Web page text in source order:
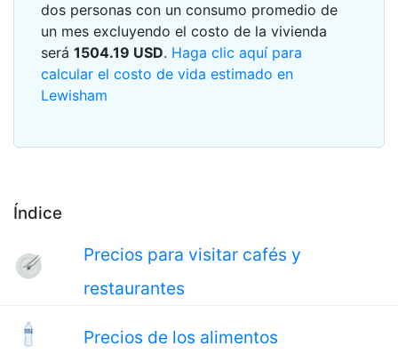
Índice
Precios para visitar cafés y
restaurantes
Precios de los alimentos
dos personas con un consumo promedio de
un mes excluyendo el costo de la vivienda
será 1504.19 USD. Haga clic aquí para
calcular el costo de vida estimado en
Lewisham